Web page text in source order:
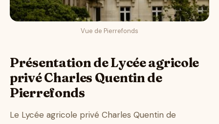
Vue de Pierrefonds
Présentation de Lycée agricole
privé Charles Quentin de
Pierrefonds
Le Lycée agricole privé Charles Quentin de